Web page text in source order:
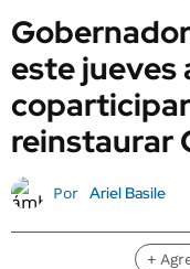
este jueves
reinstaurar
Por Ariel Basile
+